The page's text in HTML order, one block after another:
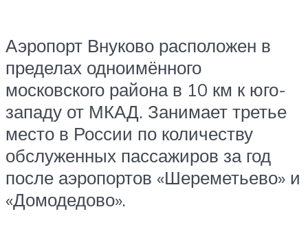
Аэропорт Внуково расположен в
пределах одноимённого
московского района в 10 км к юго-
западу от МКАД. Занимает третье
место в России по количеству
обслуженных пассажиров за год
после аэропортов «Шереметьево» и
«Домодедово».